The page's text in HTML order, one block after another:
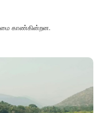
காண்கின்றன.